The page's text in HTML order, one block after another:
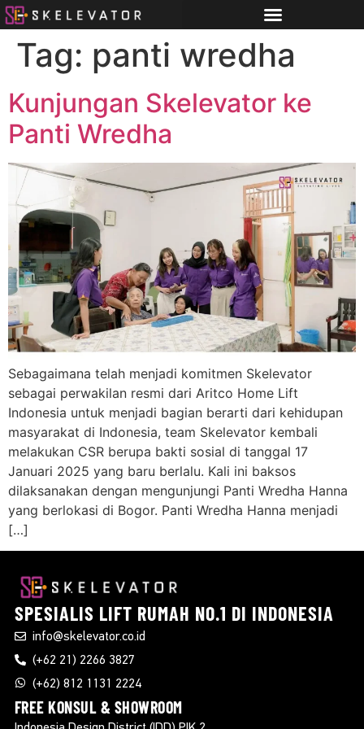
Tag: panti wredha
Kunjungan Skelevator ke
Panti Wredha
Sebagaimana telah menjadi komitmen Skelevator
sebagai perwakilan resmi dari Aritco Home Lift
Indonesia untuk menjadi bagian berarti dari kehidupan
masyarakat di Indonesia, team Skelevator kembali
melakukan CSR berupa bakti sosial di tanggal 17
Januari 2025 yang baru berlalu. Kali ini baksos
dilaksanakan dengan mengunjungi Panti Wredha Hanna
yang berlokasi di Bogor. Panti Wredha Hanna menjadi
[…]
SPESIALIS LIFT RUMAH NO.1 DI INDONESIA
info@skelevator.co.id
(+62 21) 2266 3827
(+62) 812 1131 2224
FREE KONSUL & SHOWROOM